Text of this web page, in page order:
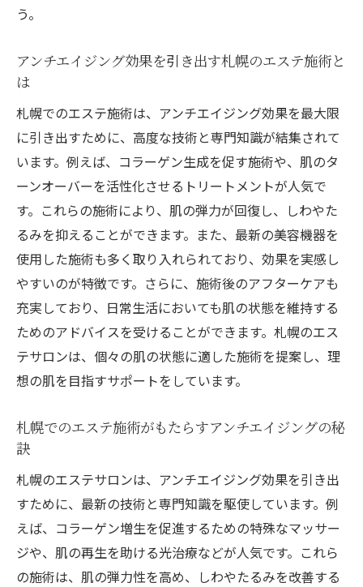
う。
アンチエイジング効果を引き出す札幌のエステ施術と
は
札幌でのエステ施術は、アンチエイジング効果を最大限
に引き出すために、高度な技術と専門知識が結集されて
います。例えば、コラーゲン生成を促す施術や、肌のタ
ーンオーバーを活性化させるトリートメントが人気で
す。これらの施術により、肌の弾力が回復し、しわやた
るみを抑えることができます。また、最新の美容機器を
使用した施術も多く取り入れられており、効果を実感し
やすいのが特徴です。さらに、施術後のアフターケアも
充実しており、日常生活においても肌の状態を維持する
ためのアドバイスを受けることができます。札幌のエス
テサロンは、個々の肌の状態に適した施術を提案し、理
想の肌を目指すサポートをしています。
札幌でのエステ施術がもたらすアンチエイジングの秘
訣
札幌のエステサロンは、アンチエイジング効果を引き出
すために、最新の技術と専門知識を駆使しています。例
えば、コラーゲン増生を促進するための特殊なマッサー
ジや、肌の再生を助ける光治療などが人気です。これら
の施術は、肌の弾力性を高め、しわやたるみを改善する